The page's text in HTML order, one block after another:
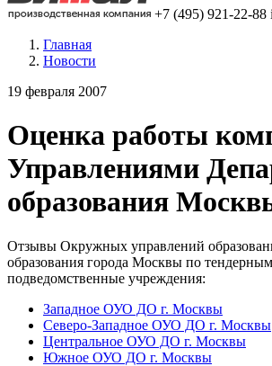
+7 (495) 921-22-88
Главная
Новости
19 февраля 2007
Оценка работы
Управлениями
образования
Отзывы Окружных управлений
образования города Москвы по
подведомственные учреждения:
Западное ОУО ДО г. Москвы
Северо-Западное ОУО ДО г. Москвы
Центральное ОУО ДО г. Москвы
Южное ОУО ДО г. Москвы